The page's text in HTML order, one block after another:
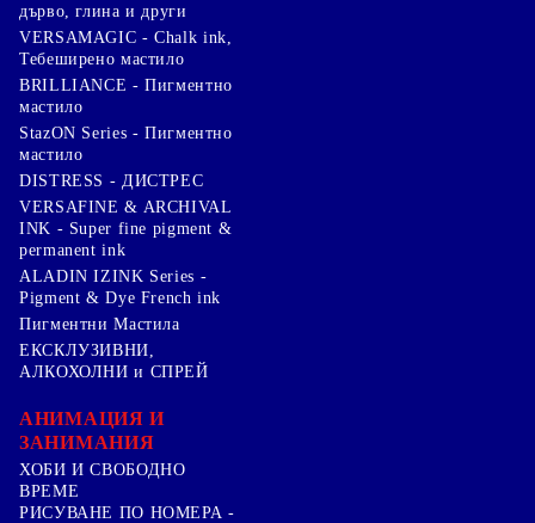
дърво, глина и други
VERSAMAGIC - Chalk ink,
Тебеширено мастило
BRILLIANCE - Пигментно
мастило
StazON Series - Пигментно
мастило
DISTRESS - ДИСТРЕС
VERSAFINE & ARCHIVAL
INK - Super fine pigment &
permanent ink
ALADIN IZINK Series -
Pigment & Dye French ink
Пигментни Мастила
ЕКСКЛУЗИВНИ,
АЛКОХОЛНИ и СПРЕЙ
АНИМАЦИЯ И
ЗАНИМАНИЯ
ХОБИ И СВОБОДНО
ВРЕМЕ
РИСУВАНЕ ПО НОМЕРА -